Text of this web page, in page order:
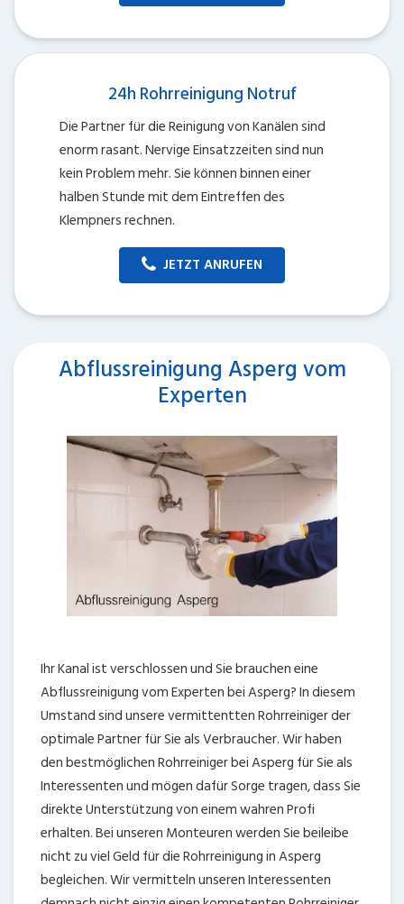
24h Rohrreinigung Notruf
Die Partner für die Reinigung von Kanälen sind
enorm rasant. Nervige Einsatzzeiten sind nun
kein Problem mehr. Sie können binnen einer
halben Stunde mit dem Eintreffen des
Klempners rechnen.
JETZT ANRUFEN
Abflussreinigung Asperg vom
Experten
Ihr Kanal ist verschlossen und Sie brauchen eine
Abflussreinigung vom Experten bei Asperg? In diesem
Umstand sind unsere vermittentten Rohrreiniger der
optimale Partner für Sie als Verbraucher. Wir haben
den bestmöglichen Rohrreiniger bei Asperg für Sie als
Interessenten und mögen dafür Sorge tragen, dass Sie
direkte Unterstützung von einem wahren Profi
erhalten. Bei unseren Monteuren werden Sie beileibe
nicht zu viel Geld für die Rohrreinigung in Asperg
begleichen. Wir vermitteln unseren Interessenten